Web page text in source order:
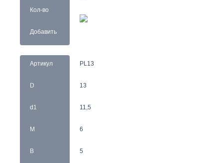
Кол-во
Добавить
Артикул
D
d1
M
B
PL13
13
11,5
6
5